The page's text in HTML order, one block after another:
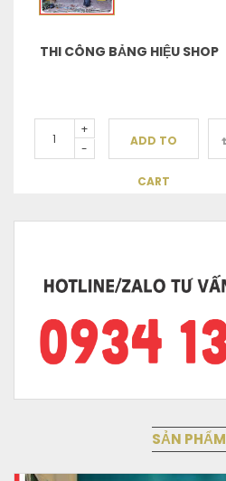
THI CÔNG BẢNG HIỆU SHOP
+
-
ADD TO
CART
SẢN PHẨM